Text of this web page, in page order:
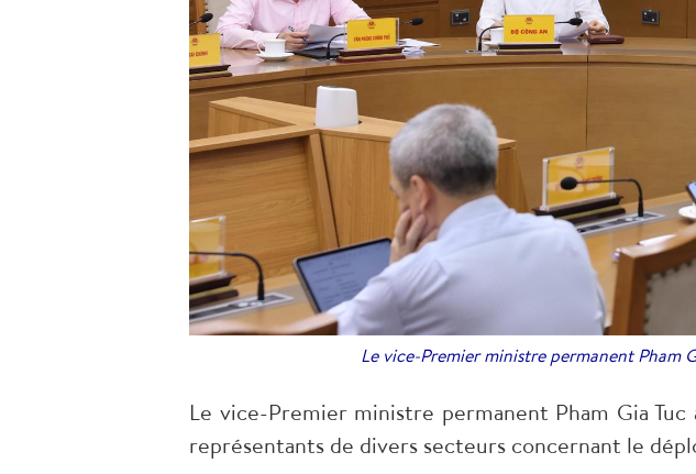
Le vice-Premier ministre permanent Pham
Le vice-Premier ministre permanent Pham Gia
représentants de divers secteurs concernant le